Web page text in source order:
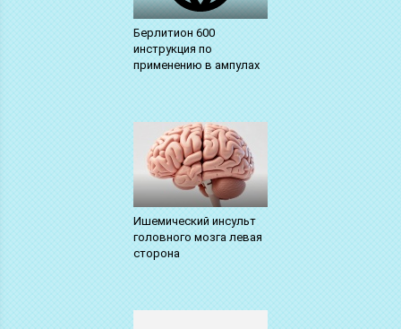
Берлитион 600
инструкция по
применению в ампулах
Ишемический инсульт
головного мозга левая
сторона